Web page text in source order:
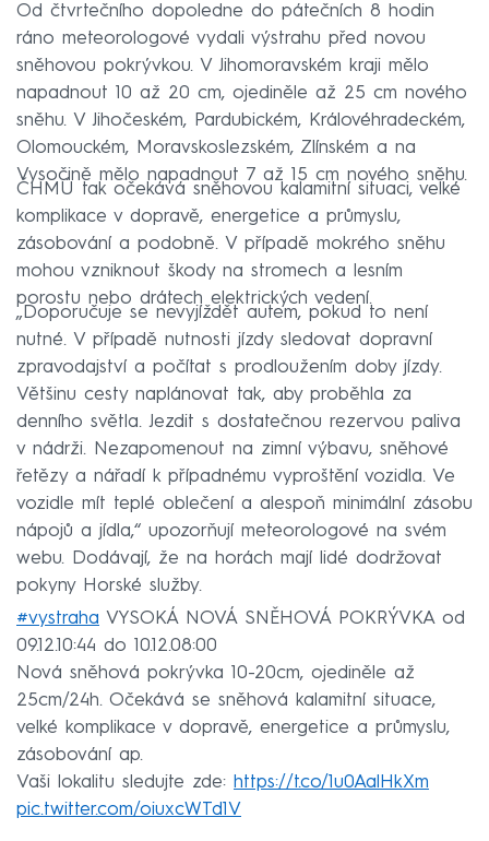
Od čtvrtečního dopoledne do pátečních 8 hodin
ráno meteorologové vydali výstrahu před novou
sněhovou pokrývkou. V Jihomoravském kraji mělo
napadnout 10 až 20 cm, ojediněle až 25 cm nového
sněhu. V Jihočeském, Pardubickém, Královéhradeckém,
Olomouckém, Moravskoslezském, Zlínském a na
Vysočině mělo napadnout 7 až 15 cm nového sněhu.
ČHMÚ tak očekává sněhovou kalamitní situaci, velké
komplikace v dopravě, energetice a průmyslu,
zásobování a podobně. V případě mokrého sněhu
mohou vzniknout škody na stromech a lesním
porostu nebo drátech elektrických vedení.
„Doporučuje se nevyjíždět autem, pokud to není
nutné. V případě nutnosti jízdy sledovat dopravní
zpravodajství a počítat s prodloužením doby jízdy.
Většinu cesty naplánovat tak, aby proběhla za
denního světla. Jezdit s dostatečnou rezervou paliva
v nádrži. Nezapomenout na zimní výbavu, sněhové
řetězy a nářadí k případnému vyproštění vozidla. Ve
vozidle mít teplé oblečení a alespoň minimální zásobu
nápojů a jídla,“ upozorňují meteorologové na svém
webu. Dodávají, že na horách mají lidé dodržovat
pokyny Horské služby.
#vystraha VYSOKÁ NOVÁ SNĚHOVÁ POKRÝVKA od
09.12.10:44 do 10.12.08:00
Nová sněhová pokrývka 10-20cm, ojediněle až
25cm/24h. Očekává se sněhová kalamitní situace,
velké komplikace v dopravě, energetice a průmyslu,
zásobování ap.
Vaši lokalitu sledujte zde: https://t.co/1u0AalHkXm
pic.twitter.com/oiuxcWTd1V